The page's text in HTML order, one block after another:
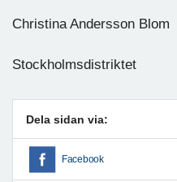
Christina Andersson Blom
Stockholmsdistriktet
Dela sidan via:
Facebook